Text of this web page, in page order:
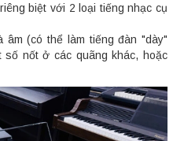
biệt với 2 loại tiếng nhạc cụ
(có thể làm tiếng đàn "dày"
nốt ở các quãng khác, hoặc